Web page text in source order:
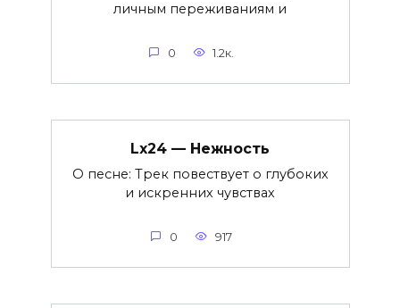
личным переживаниям и
0 1.2к.
Lx24 — Нежность
О песне: Трек повествует о глубоких
и искренних чувствах
0 917